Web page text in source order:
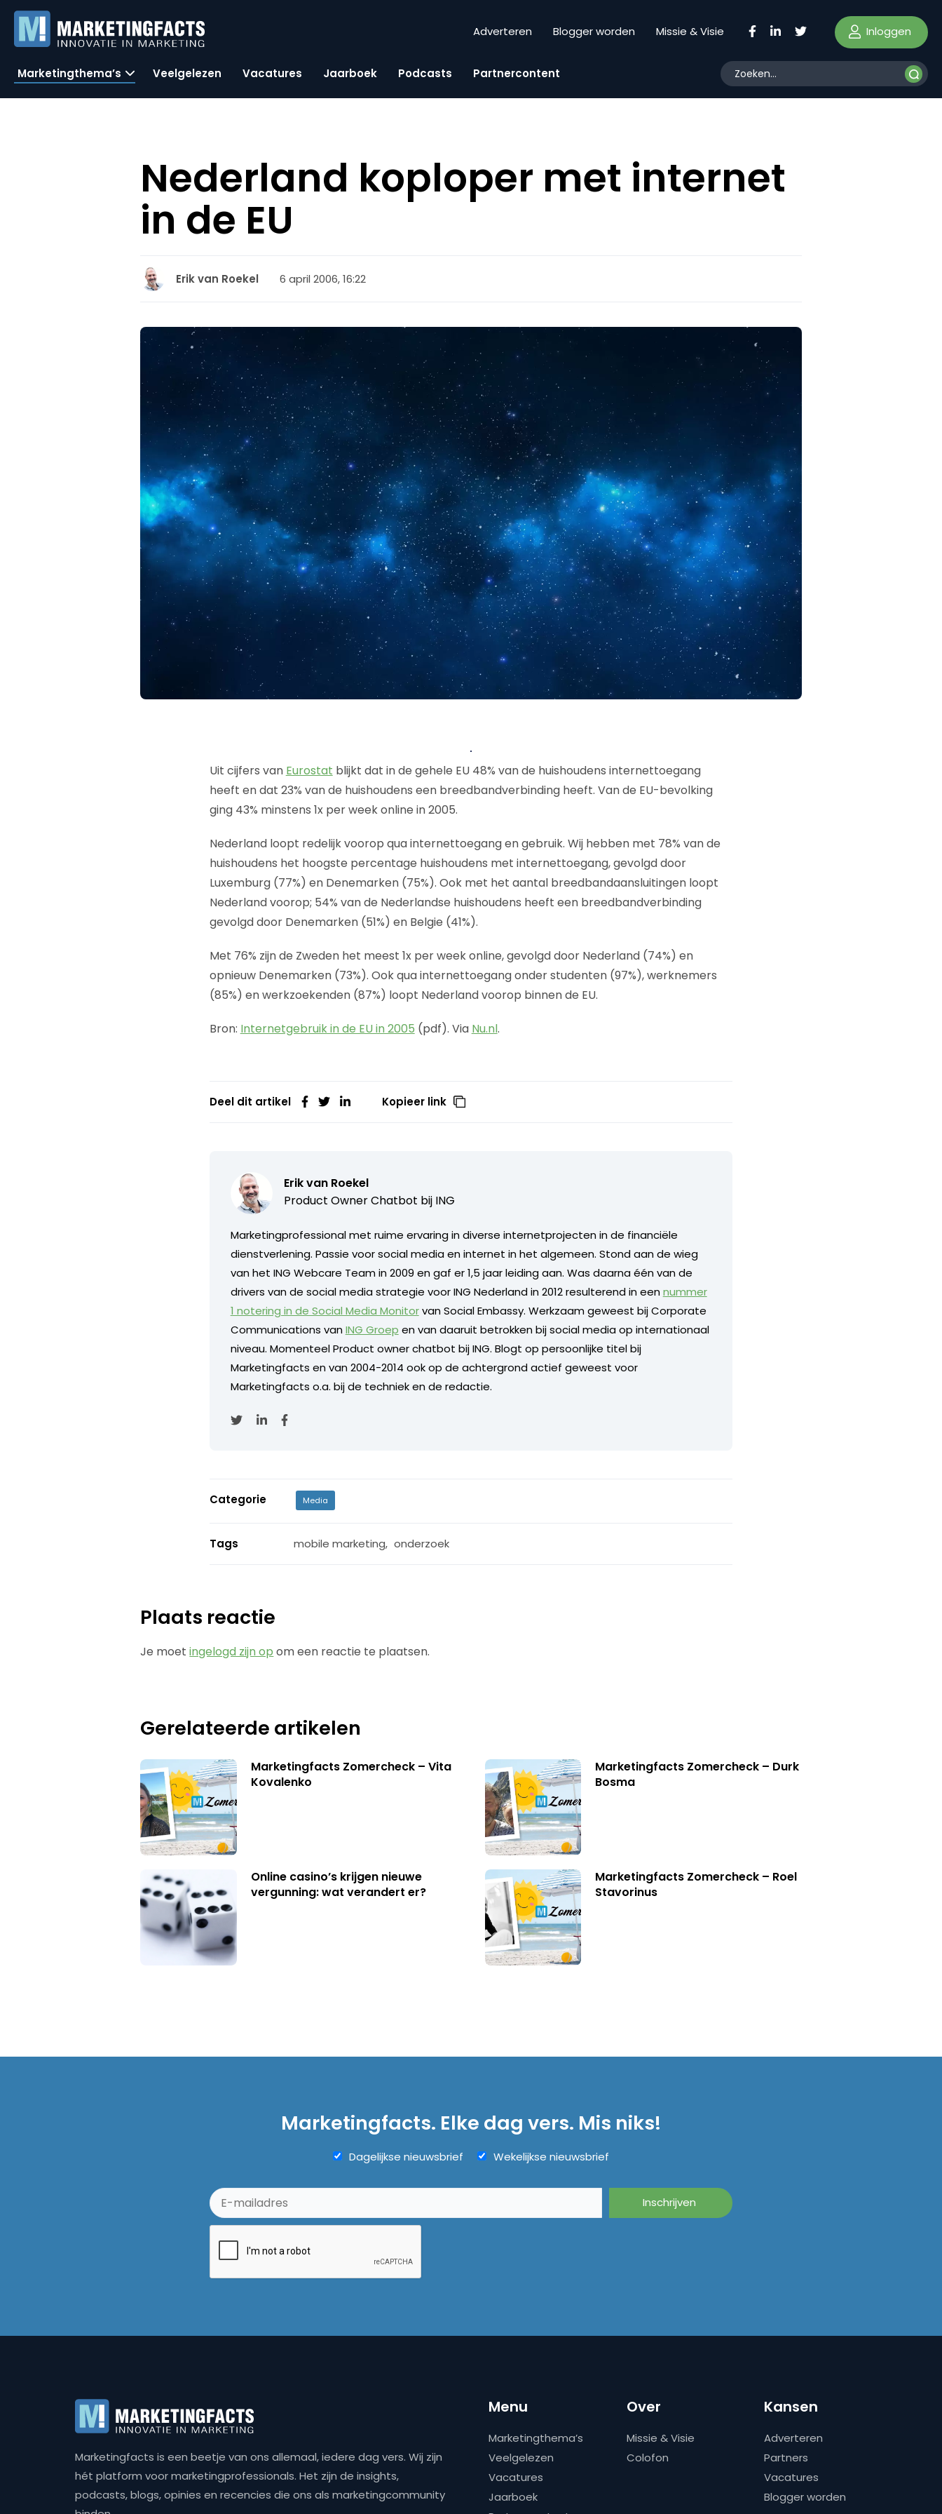
Adverteren Blogger worden Missie & Visie Inloggen
Marketingthema’s Veelgelezen Vacatures Jaarboek Podcasts Partnercontent
Nederland koploper met internet
in de EU
Erik van Roekel 6 april 2006, 16:22
Uit cijfers van Eurostat blijkt dat in de gehele EU 48% van de huishoudens internettoegang
heeft en dat 23% van de huishoudens een breedbandverbinding heeft. Van de EU-bevolking
ging 43% minstens 1x per week online in 2005.
Nederland loopt redelijk voorop qua internettoegang en gebruik. Wij hebben met 78% van de
huishoudens het hoogste percentage huishoudens met internettoegang, gevolgd door
Luxemburg (77%) en Denemarken (75%). Ook met het aantal breedbandaansluitingen loopt
Nederland voorop; 54% van de Nederlandse huishoudens heeft een breedbandverbinding
gevolgd door Denemarken (51%) en Belgie (41%).
Met 76% zijn de Zweden het meest 1x per week online, gevolgd door Nederland (74%) en
opnieuw Denemarken (73%). Ook qua internettoegang onder studenten (97%), werknemers
(85%) en werkzoekenden (87%) loopt Nederland voorop binnen de EU.
Bron: Internetgebruik in de EU in 2005 (pdf). Via Nu.nl.
Deel dit artikel Kopieer link
Erik van Roekel
Product Owner Chatbot bij ING
Marketingprofessional met ruime ervaring in diverse internetprojecten in de financiële
dienstverlening. Passie voor social media en internet in het algemeen. Stond aan de wieg
van het ING Webcare Team in 2009 en gaf er 1,5 jaar leiding aan. Was daarna één van de
drivers van de social media strategie voor ING Nederland in 2012 resulterend in eennummer
1 notering in de Social Media Monitorvan Social Embassy. Werkzaam geweest bij Corporate
Communications vanING Groep en van daaruit betrokken bij social media op internationaal
niveau. Momenteel Product owner chatbot bij ING. Blogt op persoonlijke titel bij
Marketingfacts en van 2004-2014 ook op de achtergrond actief geweest voor
Marketingfacts o.a. bij de techniek en de redactie.
Categorie Media
Tags mobile marketing, onderzoek
Plaats reactie
Je moetingelogd zijn op om een reactie te plaatsen.
Gerelateerde artikelen
Marketingfacts Zomercheck – Vita
Kovalenko
Marketingfacts Zomercheck – Durk
Bosma
Online casino’s krijgen nieuwe
vergunning: wat verandert er?
Marketingfacts Zomercheck – Roel
Stavorinus
Marketingfacts. Elke dag vers. Mis niks!
Dagelijkse nieuwsbrief Wekelijkse nieuwsbrief
Marketingfacts is een beetje van ons allemaal, iedere dag vers. Wij zijn
hét platform voor marketingprofessionals. Het zijn de insights,
podcasts, blogs, opinies en recencies die ons als marketingcommunity
Menu
Marketingthema’s
Veelgelezen
Vacatures
Jaarboek
Over
Missie & Visie
Colofon
Kansen
Adverteren
Partners
Vacatures
Blogger worden